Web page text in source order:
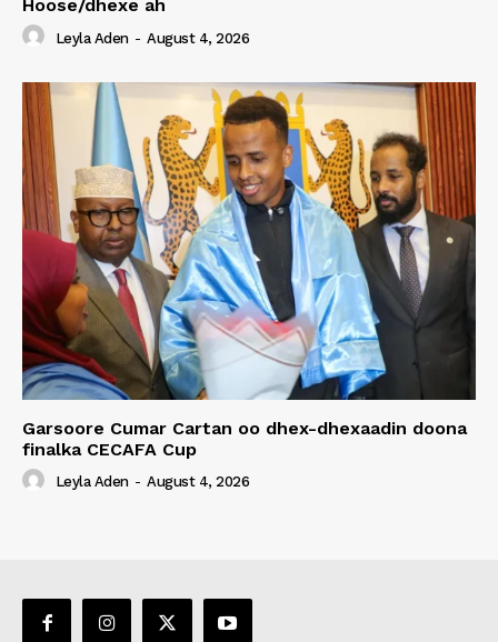
Hoose/dhexe ah
Leyla Aden - August 4, 2026
Garsoore Cumar Cartan oo dhex-dhexaadin doona
finalka CECAFA Cup
Leyla Aden - August 4, 2026